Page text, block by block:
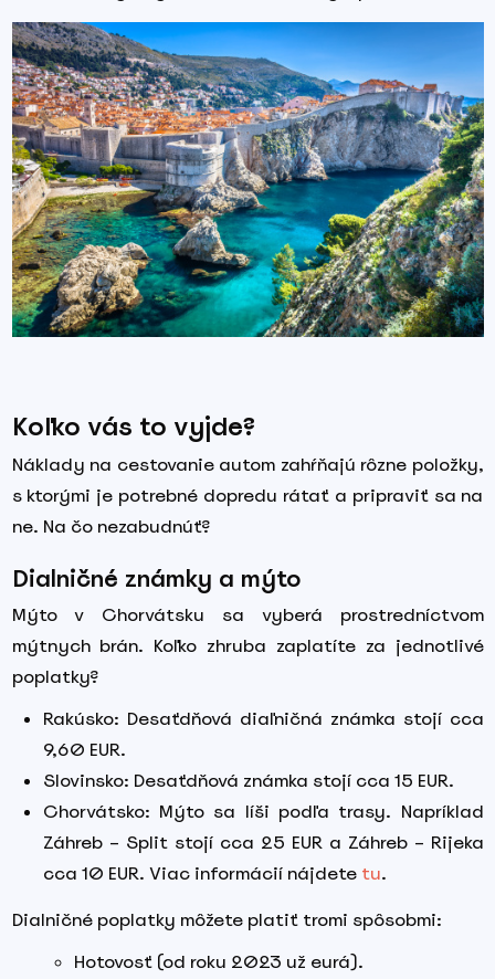
Koľko vás to vyjde?
Náklady na cestovanie autom zahŕňajú rôzne položky,
s ktorými je potrebné dopredu rátať a pripraviť sa na
ne. Na čo nezabudnúť?
Dialničné známky a mýto
Mýto v Chorvátsku sa vyberá prostredníctvom
mýtnych brán. Koľko zhruba zaplatíte za jednotlivé
poplatky?
Rakúsko: Desaťdňová diaľničná známka stojí cca
9,60 EUR.
Slovinsko: Desaťdňová známka stojí cca 15 EUR.
Chorvátsko: Mýto sa líši podľa trasy. Napríklad
Záhreb – Split stojí cca 25 EUR a Záhreb – Rijeka
cca 10 EUR. Viac informácií nájdete tu.
Dialničné poplatky môžete platiť tromi spôsobmi:
Hotovosť (od roku 2023 už eurá).